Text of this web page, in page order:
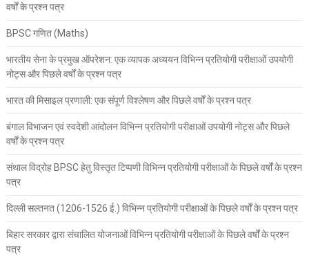
वर्षों के प्रश्न पत्र
BPSC गणित (Maths)
भारतीय सेना के प्रमुख ऑपरेशन: एक व्यापक अध्ययन विभिन्न प्रतियोगी परीक्षाओं उपयोगी
नोट्स और पिछले वर्षों के प्रश्न पत्र
भारत की मिसाइल प्रणाली: एक संपूर्ण विश्लेषण और पिछले वर्षों के प्रश्न पत्र
बंगाल विभाजन एवं स्वदेशी आंदोलन विभिन्न प्रतियोगी परीक्षाओं उपयोगी नोट्स और पिछले
वर्षों के प्रश्न पत्र
संथाल विद्रोह BPSC हेतु विस्तृत टिप्पणी विभिन्न प्रतियोगी परीक्षाओं के पिछले वर्षों के प्रश्न
पत्र
दिल्ली सल्तनत (1206-1526 ई.) विभिन्न प्रतियोगी परीक्षाओं के पिछले वर्षों के प्रश्न पत्र
बिहार सरकार द्वारा संचालित योजनाओं विभिन्न प्रतियोगी परीक्षाओं के पिछले वर्षों के प्रश्न
पत्र